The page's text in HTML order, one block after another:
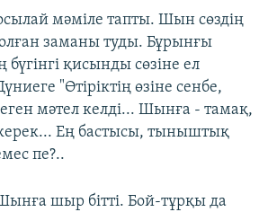
мәміле тапты. Шын сөздің
заманы туды. Бұрынғы
бүгінгі қисынды сөзіне ел
"Өтіріктің өзіне сенбе,
мәтел келді... Шынға - тамақ,
керек... Ең бастысы, тыныштық
пе?..
шыр бітті. Бой-тұрқы да